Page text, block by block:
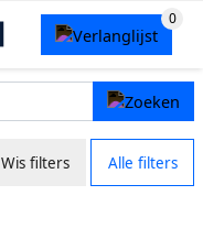
Wis filters Alle filters